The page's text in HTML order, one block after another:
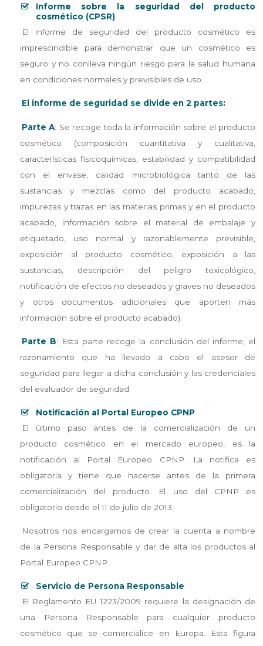
Informe sobre la seguridad del producto
cosmético (CPSR)
El informe de seguridad del producto cosmético es
imprescindible para demonstrar que un cosmético es
seguro y no conlleva ningún riesgo para la salud humana
en condiciones normales y previsibles de uso.
El informe de seguridad se divide en 2 partes:
Parte A: Se recoge toda la información sobre el producto
cosmético (composición cuantitativa y cualitativa,
características fisicoquímicas, estabilidad y compatibilidad
con el envase, calidad microbiológica tanto de las
sustancias y mezclas como del producto acabado,
impurezas y trazas en las materias primas y en el producto
acabado, información sobre el material de embalaje y
etiquetado, uso normal y razonablemente previsible,
exposición al producto cosmético, exposición a las
sustancias, descripción del peligro toxicológico,
notificación de efectos no deseados y graves no deseados
y otros documentos adicionales que aporten más
información sobre el producto acabado).
Parte B: Esta parte recoge la conclusión del informe, el
razonamiento que ha llevado a cabo el asesor de
seguridad para llegar a dicha conclusión y las credenciales
del evaluador de seguridad.
Notificación al Portal Europeo CPNP
El último paso antes de la comercialización de un
producto cosmético en el mercado europeo, es la
notificación al Portal Europeo CPNP. La notifica es
obligatoria y tiene que hacerse antes de la primera
comercialización del producto. El uso del CPNP es
obligatorio desde el 11 de julio de 2013.
Nosotros nos encargamos de crear la cuenta a nombre
de la Persona Responsable y dar de alta los productos al
Portal Europeo CPNP.
Servicio de Persona Responsable
El Reglamento EU 1223/2009 requiere la designación de
una Persona Responsable para cualquier producto
cosmético que se comercialice en Europa. Esta figura